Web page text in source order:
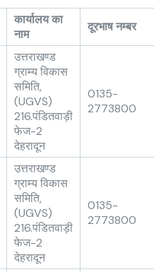
कार्यालय का
नाम
दूरभाष नम्बर
उत्तराखण्ड
ग्राम्य विकास
समिति,
(UGVS)
216.पंडितवाड़ी
फेज-2
देहरादून
0135-
2773800
उत्तराखण्ड
ग्राम्य विकास
समिति,
(UGVS)
216.पंडितवाड़ी
फेज-2
देहरादून
0135-
2773800